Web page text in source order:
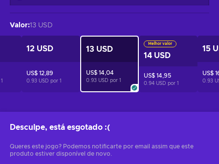
Desculpe, está esgotado :(
Queres este jogo? Podemos notificarte por email assim que este
produto estiver disponível de novo.
Valor:13 USD
1
12 USD
US$ 12,89
0.93 USD por 1
13 USD
US$ 14,04
0.93 USD por 1
Melhor valor
14 USD
US$ 14,95
0.94 USD por 1
15
US$
0.93